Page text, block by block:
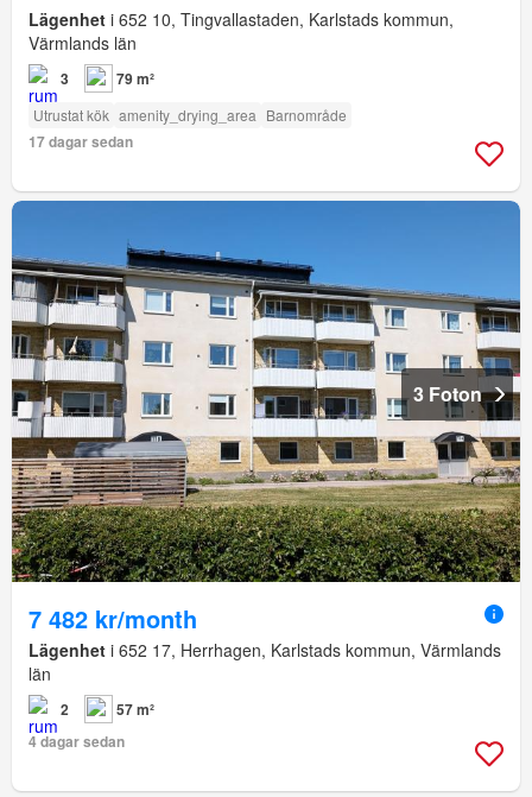
Lägenhet i 652 10, Tingvallastaden, Karlstads kommun,
Värmlands län
3 79 m²
Utrustat kök amenity_drying_area Barnområde
17 dagar sedan
3 Foton
7 482 kr/month
Lägenhet i 652 17, Herrhagen, Karlstads kommun, Värmlands
län
2
57 m²
4 dagar sedan